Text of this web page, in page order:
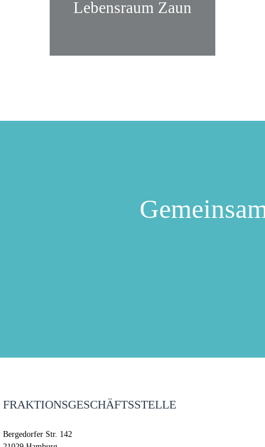
Lebensraum Zaun
FRAKTIONSGESCHÄFTSSTELLE
Bergedorfer Str. 142